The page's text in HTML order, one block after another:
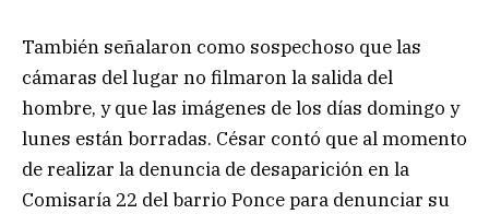
También señalaron como sospechoso que las
cámaras del lugar no filmaron la salida del
hombre, y que las imágenes de los días domingo y
lunes están borradas. César contó que al momento
de realizar la denuncia de desaparición en la
Comisaría 22 del barrio Ponce para denunciar su